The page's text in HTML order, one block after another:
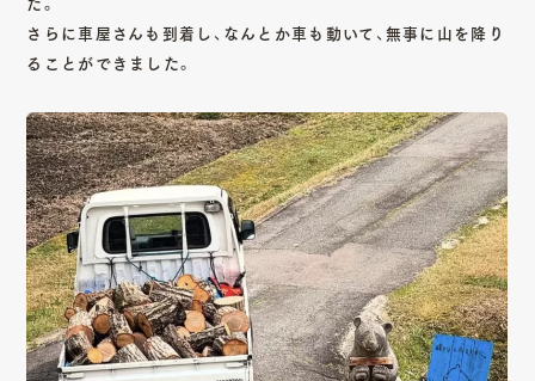
さらに車屋さんも到着し、なんとか車も動いて、無事に山を降り
ることができました。